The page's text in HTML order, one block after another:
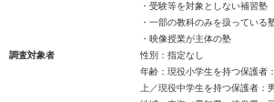
・受験等を対象としない補習塾
・一部の教科のみを扱っている
・映像授業が主体の塾
調査対象者
性別：指定なし
年齢：現役小学生を持つ保護者
上／現役中学生を持つ保護者